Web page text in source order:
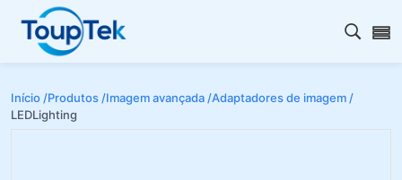
Abrir
Início /Produtos /Imagem avançada /Adaptadores de imagem /
LEDLighting